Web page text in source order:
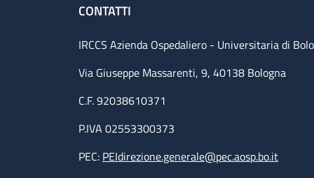
CONTATTI
IRCCS Azienda Ospedaliero - Universitaria di
Via Giuseppe Massarenti, 9, 40138 Bologna
C.F. 92038610371
P.IVA 02553300373
PEC: PEIdirezione.generale@pec.aosp.bo.it